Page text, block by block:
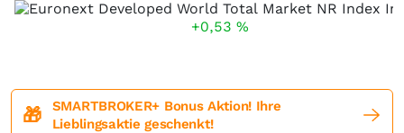
+0,53 %
🎁
SMARTBROKER+ Bonus Aktion! Ihre
Lieblingsaktie geschenkt!